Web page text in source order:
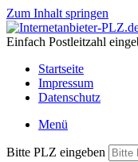
Zum Inhalt springen
Einfach Postleitzahl
Startseite
Impressum
Datenschutz
Menü
Bitte PLZ eingeben